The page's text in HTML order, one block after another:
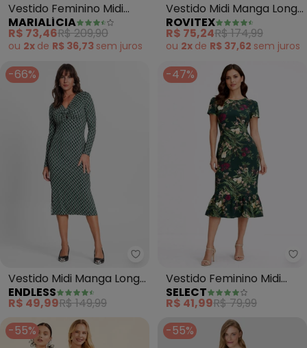
Vestido Feminino Midi
Tropical Devorê (Verde)
MARIALÍCIA
R$ 73,46R$ 209,90
ou 2x de R$ 36,73 sem juros
Vestido Midi Manga Longa
Ribana (Verde)
ROVITEX
R$ 75,24R$ 174,99
ou 2x de R$ 37,62 sem juros
-66%
Endless - Vestido Midi Manga
Vestido Midi Manga Longa
(Verde)
ENDLESS
R$ 49,99R$ 149,99
-47%
Vestido Feminino Midi
Slim em Suplex (Verde)
SELECT
R$ 41,99R$ 79,99
-55%
-55%